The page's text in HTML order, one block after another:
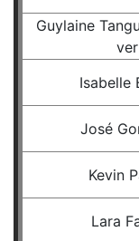
Guylaine
Isabelle
José
Kevin
Lara